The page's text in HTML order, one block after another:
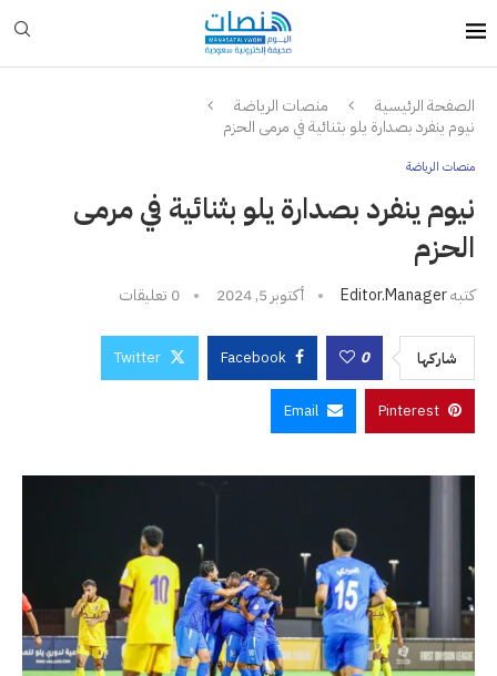
الصفحة الرئيسية
منصات الرياضة
نيوم ينفرد بصدارة يلو بثنائية في مرمى الحزم
منصات الرياضة
نيوم ينفرد بصدارة يلو بثنائية في مرمى
الحزم
كتبهEditor.manager أكتوبر 5, 2024 0 تعليقات
شاركها 0
Facebook
Twitter
Pinterest
Email